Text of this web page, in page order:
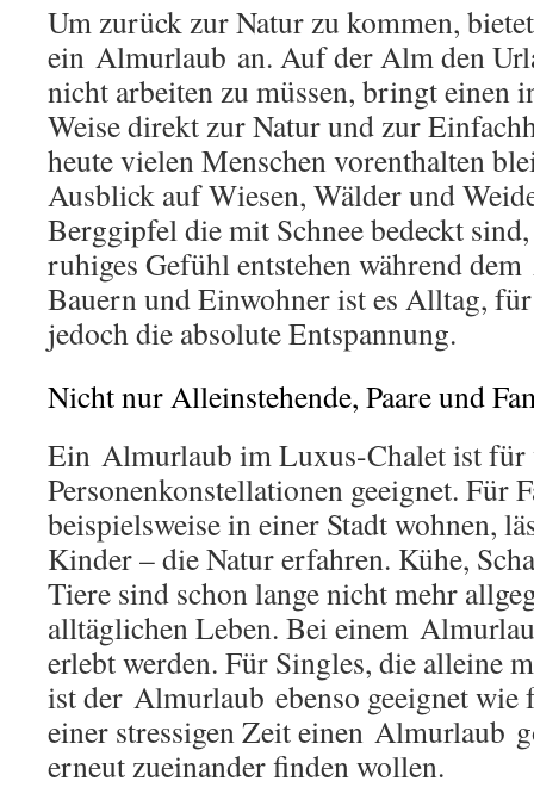
Um zurück zur Natur zu kommen,
ein Almurlaub an. Auf der Alm den
nicht arbeiten zu müssen, bringt einen
Weise direkt zur Natur und zur
heute vielen Menschen vorenthalten
Ausblick auf Wiesen, Wälder und
Berggipfel die mit Schnee bedeckt
ruhiges Gefühl entstehen während
Bauern und Einwohner ist es Alltag,
jedoch die absolute Entspannung.
Nicht nur Alleinstehende, Paare und
Ein Almurlaub im Luxus-Chalet ist für
Personenkonstellationen geeignet. Für
beispielsweise in einer Stadt wohnen,
Kinder – die Natur erfahren. Kühe,
Tiere sind schon lange nicht mehr
alltäglichen Leben. Bei einem
erlebt werden. Für Singles, die alleine
ist der Almurlaub ebenso geeignet wie
einer stressigen Zeit einen Almurlaub
erneut zueinander finden wollen.